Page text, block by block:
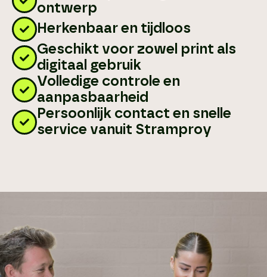
ontwerp
Herkenbaar en tijdloos
Geschikt voor zowel print als
digitaal gebruik
Volledige controle en
aanpasbaarheid
Persoonlijk contact en snelle
service vanuit Stramproy